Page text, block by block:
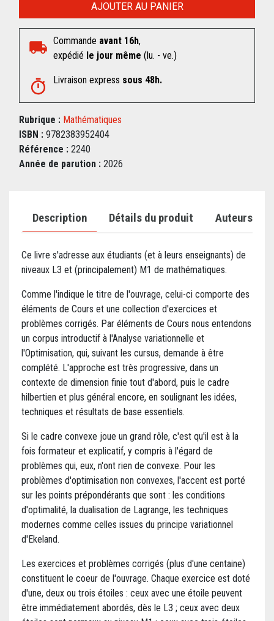
AJOUTER AU PANIER
Commande avant 16h,
expédié le jour même (lu. - ve.)
Livraison express sous 48h.
Rubrique : Mathématiques
ISBN : 9782383952404
Référence : 2240
Année de parution : 2026
Description Détails du produit Auteurs
Ce livre s'adresse aux étudiants (et à leurs enseignants) de
niveaux L3 et (principalement) M1 de mathématiques.
Comme l'indique le titre de l'ouvrage, celui-ci comporte des
éléments de Cours et une collection d'exercices et
problèmes corrigés. Par éléments de Cours nous entendons
un corpus introductif à l'Analyse variationnelle et
l'Optimisation, qui, suivant les cursus, demande à être
complété. L'approche est très progressive, dans un
contexte de dimension finie tout d'abord, puis le cadre
hilbertien et plus général encore, en soulignant les idées,
techniques et résultats de base essentiels.
Si le cadre convexe joue un grand rôle, c'est qu'il est à la
fois formateur et explicatif, y compris à l'égard de
problèmes qui, eux, n'ont rien de convexe. Pour les
problèmes d'optimisation non convexes, l'accent est porté
sur les points prépondérants que sont : les conditions
d'optimalité, la dualisation de Lagrange, les techniques
modernes comme celles issues du principe variationnel
d'Ekeland.
Les exercices et problèmes corrigés (plus d'une centaine)
constituent le coeur de l'ouvrage. Chaque exercice est doté
d'une, deux ou trois étoiles : ceux avec une étoile peuvent
être immédiatement abordés, dès le L3 ; ceux avec deux